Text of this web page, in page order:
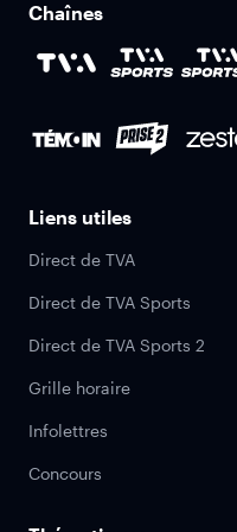
Chaînes
Liens utiles
Direct de TVA
Direct de TVA Sports
Direct de TVA Sports 2
Grille horaire
Infolettres
Concours